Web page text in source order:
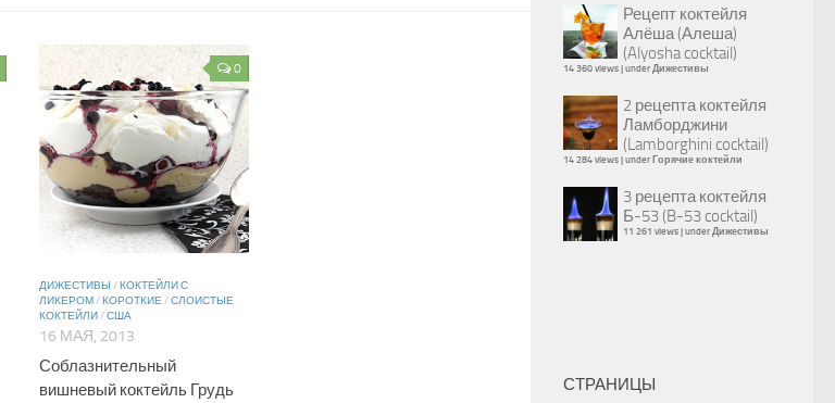
0
ДИЖЕСТИВЫ /КОКТЕЙЛИ С
ЛИКЕРОМ/КОРОТКИЕ/СЛОИСТЫЕ
КОКТЕЙЛИ/США
16 МАЯ, 2013
Соблазнительный
вишневый коктейль Грудь
Рецепт коктейля
Алёша (Алеша)
(Alyosha cocktail)
14 360 views | under Дижестивы
2 рецепта коктейля
Ламборджини
(Lamborghini cocktail)
14 284 views | under Горячие коктейли
3 рецепта коктейля
Б-53 (B-53 cocktail)
11 261 views | under Дижестивы
СТРАНИЦЫ